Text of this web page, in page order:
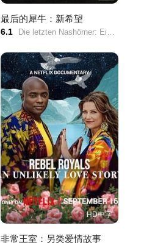
最后的犀牛：新希望
6.1 Die letzten Nashörner: Eine neue Hoffnung/エクスプローラー：がんばれ！シロサイの赤ちゃん/
HD中字
非常王室：另类爱情故事